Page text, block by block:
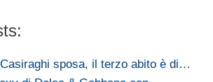
sposa, il terzo abito è di…